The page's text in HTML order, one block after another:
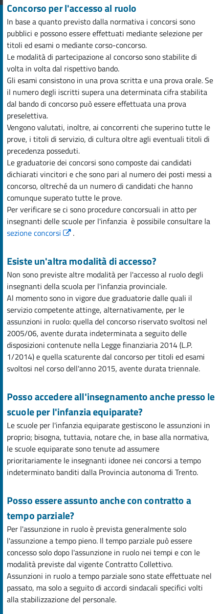
Concorso per l'accesso al ruolo
In base a quanto previsto dalla normativa i concorsi sono
pubblici e possono essere effettuati mediante selezione per
titoli ed esami o mediante corso-concorso.
Le modalità di partecipazione al concorso sono stabilite di
volta in volta dal rispettivo bando.
Gli esami consistono in una prova scritta e una prova orale. Se
il numero degli iscritti supera una determinata cifra stabilita
dal bando di concorso può essere effettuata una prova
preselettiva.
Vengono valutati, inoltre, ai concorrenti che superino tutte le
prove, i titoli di servizio, di cultura oltre agli eventuali titoli di
precedenza posseduti.
Le graduatorie dei concorsi sono composte dai candidati
dichiarati vincitori e che sono pari al numero dei posti messi a
concorso, oltreché da un numero di candidati che hanno
comunque superato tutte le prove.
Per verificare se ci sono procedure concorsuali in atto per
insegnanti delle scuole per l'infanzia è possibile consultare la
sezione concorsi
.
Esiste un'altra modalità di accesso?
Non sono previste altre modalità per l'accesso al ruolo degli
insegnanti della scuola per l'infanzia provinciale.
Al momento sono in vigore due graduatorie dalle quali il
servizio competente attinge, alternativamente, per le
assunzioni in ruolo: quella del concorso riservato svoltosi nel
2005/06, avente durata indeterminata a seguito delle
disposizioni contenute nella Legge finanziaria 2014 (L.P.
1/2014) e quella scaturente dal concorso per titoli ed esami
svoltosi nel corso dell'anno 2015, avente durata triennale.
Posso accedere all'insegnamento anche presso le
scuole per l'infanzia equiparate?
Le scuole per l'infanzia equiparate gestiscono le assunzioni in
proprio; bisogna, tuttavia, notare che, in base alla normativa,
le scuole equiparate sono tenute ad assumere
prioritariamente le insegnanti idonee nei concorsi a tempo
indeterminato banditi dalla Provincia autonoma di Trento.
Posso essere assunto anche con contratto a
tempo parziale?
Per l'assunzione in ruolo è prevista generalmente solo
l'assunzione a tempo pieno. Il tempo parziale può essere
concesso solo dopo l'assunzione in ruolo nei tempi e con le
modalità previste dal vigente Contratto Collettivo.
Assunzioni in ruolo a tempo parziale sono state effettuate nel
passato, ma solo a seguito di accordi sindacali specifici volti
alla stabilizzazione del personale.